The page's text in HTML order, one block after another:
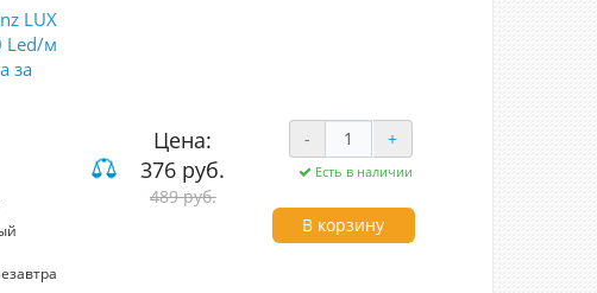
В,
LUX
Led/м
за
Цена:
376 руб.
489 руб.
- +
Есть в наличии
В корзину